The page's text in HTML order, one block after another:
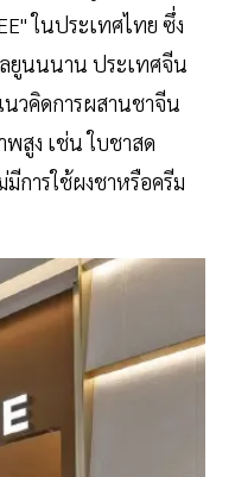
ในประเทศไทย ซึ่ง
ยูนนนาน ประเทศจีน
นวคิดการผสานชาจีน
สูง เช่น ใบชาสด
การใช้ผงชาหรือครีม